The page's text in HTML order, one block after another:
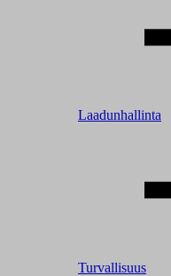
Laadunhallinta
Turvallisuus